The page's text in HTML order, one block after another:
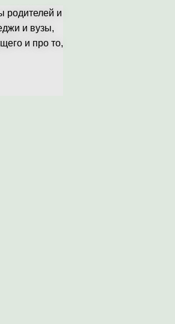
родителей и
и вузы,
и про то,